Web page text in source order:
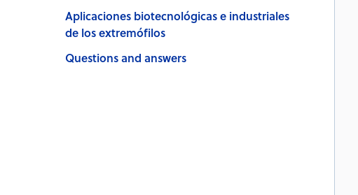
Aplicaciones biotecnológicas e industriales
de los extremófilos
Questions and answers